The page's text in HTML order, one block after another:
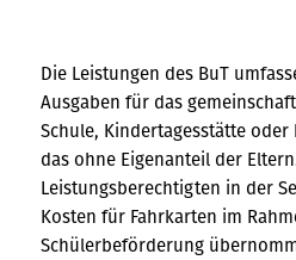
Die Leistungen des BuT
Ausgaben für das
Schule, Kindertagesstätte oder
das ohne Eigenanteil der
Leistungsberechtigten in der
Kosten für Fahrkarten im
Schülerbeförderung